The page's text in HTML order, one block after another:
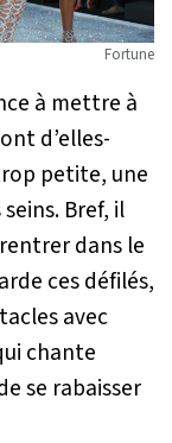
Fortune
à mettre à
d’elles-
petite, une
Bref, il
dans le
ces défilés,
avec
chante
se rabaisser